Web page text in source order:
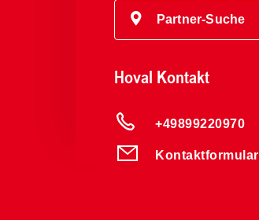
Partner-Suche
Hoval Kontakt
+49899220970
Kontaktformular